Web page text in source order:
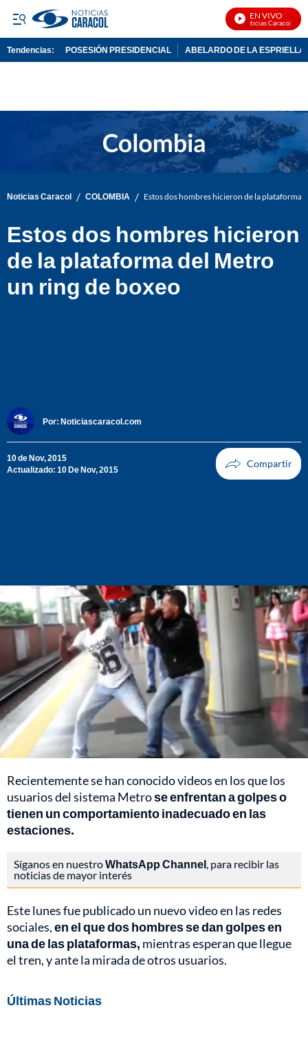
EN VIVO
Noticias Caracol En
Tendencias: POSESIÓN PRESIDENCIAL ABELARDO DE LA ESPRIELLA
Noticias Caracol / COLOMBIA / Estos dos hombres hicieron de la plataforma
Estos dos hombres hicieron
de la plataforma del Metro
un ring de boxeo
Por: Noticiascaracol.com
10 de Nov, 2015
Actualizado: 10 De Nov, 2015
Recientemente se han conocido videos en los que los
usuarios del sistema Metrose enfrentan a golpes o
tienen un comportamiento inadecuado en las
estaciones.
Síganos en nuestroWhatsApp Channel, para recibir las
noticias de mayor interés
Este lunes fue publicado un nuevo video en las redes
sociales,en el que dos hombres se dan golpes en
una de las plataformas, mientras esperan que llegue
el tren, y ante la mirada de otros usuarios.
Últimas Noticias